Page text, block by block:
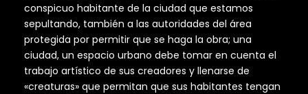
conspicuo habitante de la ciudad que estamos
sepultando, también a las autoridades del área
protegida por permitir que se haga la obra; una
ciudad, un espacio urbano debe tomar en cuenta el
trabajo artístico de sus creadores y llenarse de
«creaturas» que permitan que sus habitantes tengan